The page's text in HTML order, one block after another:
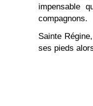
impensable
compagnons.
Sainte
ses pieds